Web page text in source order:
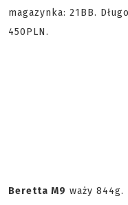
magazynka: 21BB.
450PLN.
Beretta M9 waży 844g.